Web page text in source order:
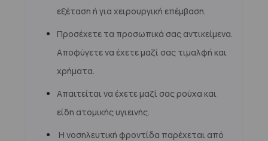
εξέταση ή για χειρουργική επέμβαση.
Προσέχετε τα προσωπικά σας αντικείμενα.
Αποφύγετε να έχετε μαζί σας τιμαλφή και
χρήματα.
Απαιτείται να έχετε μαζί σας ρούχα και
είδη ατομικής υγιεινής.
Η νοσηλευτική φροντίδα παρέχεται από